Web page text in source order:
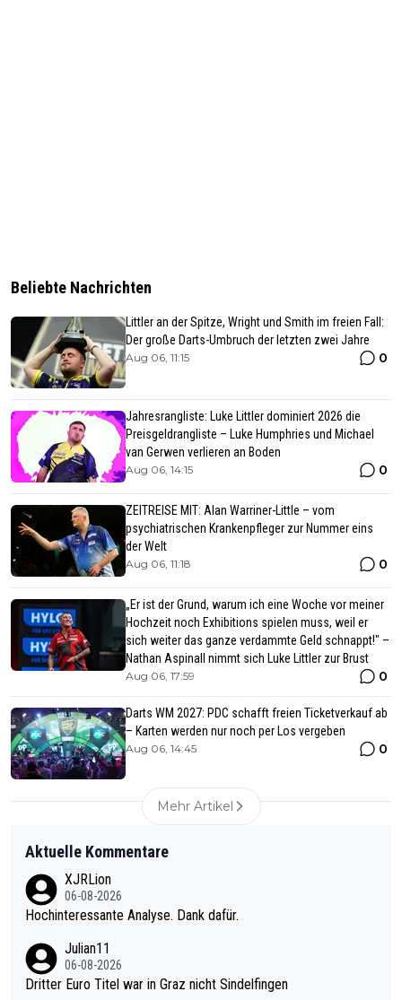
Beliebte Nachrichten
Littler an der Spitze, Wright und Smith im freien Fall:
Der große Darts-Umbruch der letzten zwei Jahre
Aug 06, 11:15 0
Jahresrangliste: Luke Littler dominiert 2026 die
Preisgeldrangliste – Luke Humphries und Michael
van Gerwen verlieren an Boden
Aug 06, 14:15 0
ZEITREISE MIT: Alan Warriner-Little – vom
psychiatrischen Krankenpfleger zur Nummer eins
der Welt
Aug 06, 11:18 0
„Er ist der Grund, warum ich eine Woche vor meiner
Hochzeit noch Exhibitions spielen muss, weil er
sich weiter das ganze verdammte Geld schnappt!" –
Nathan Aspinall nimmt sich Luke Littler zur Brust
Aug 06, 17:59 0
Darts WM 2027: PDC schafft freien Ticketverkauf ab
– Karten werden nur noch per Los vergeben
Aug 06, 14:45 0
Mehr Artikel
Aktuelle Kommentare
XJRLion
06-08-2026
Hochinteressante Analyse. Dank dafür.
Julian11
06-08-2026
Dritter Euro Titel war in Graz nicht Sindelfingen